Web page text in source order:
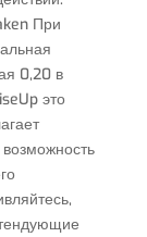
При
0,20 в
это